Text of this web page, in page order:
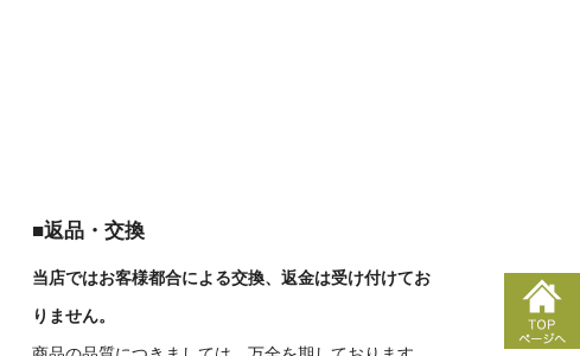
■返品・交換
当店ではお客様都合による交換、返金は受け付けてお
りません。